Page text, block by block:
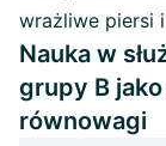
wrażliwe piersi
Nauka w
grupy B
równowagi